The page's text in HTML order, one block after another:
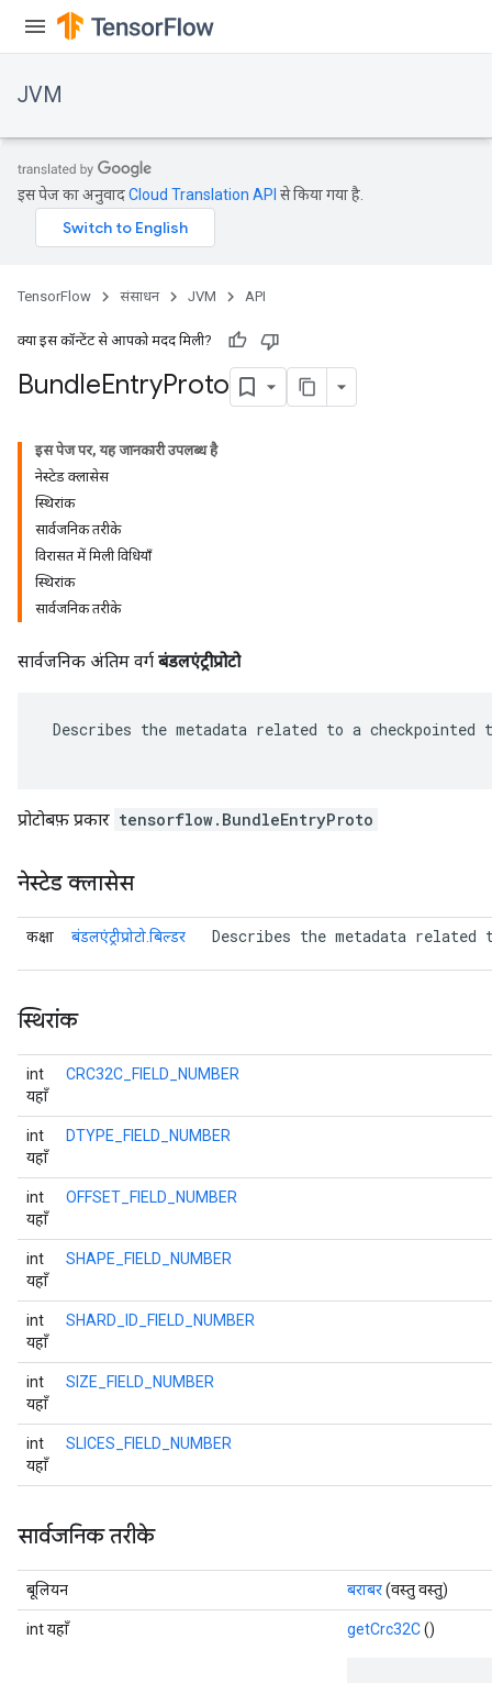
JVM
इस पेज का अनुवादCloud Translation API से किया गया है.
TensorFlow संसाधन JVM API
क्या इस कॉन्टेंट से आपको मदद मिली?
BundleEntryProto
इस पेज पर, यह जानकारी उपलब्ध है
नेस्टेड क्लासेस
स्थिरांक
सार्वजनिक तरीके
विरासत में मिली विधियाँ
स्थिरांक
सार्वजनिक तरीके
सार्वजनिक अंतिम वर्ग बंडलएंट्रीप्रोटो
Describes the metadata related to a checkpointed
प्रोटोबफ़ प्रकार tensorflow.BundleEntryProto
नेस्टेड क्लासेस
कक्षा बंडलएंट्रीप्रोटो.बिल्डर Describes the metadata
स्थिरांक
int
यहाँ
CRC32C_FIELD_NUMBER
int
यहाँ
DTYPE_FIELD_NUMBER
int
यहाँ
OFFSET_FIELD_NUMBER
int
यहाँ
SHAPE_FIELD_NUMBER
int
यहाँ
SHARD_ID_FIELD_NUMBER
int
यहाँ
SIZE_FIELD_NUMBER
int
यहाँ
SLICES_FIELD_NUMBER
सार्वजनिक तरीके
बूलियन बराबर(वस्तु वस्तु)
int यहाँ getCrc32C()